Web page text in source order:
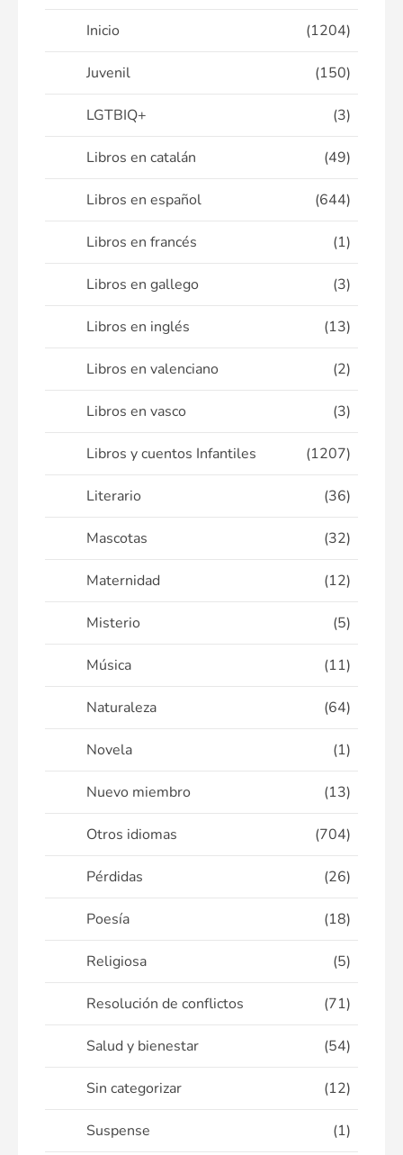
Inicio (1204)
Juvenil (150)
LGTBIQ+ (3)
Libros en catalán (49)
Libros en español (644)
Libros en francés (1)
Libros en gallego (3)
Libros en inglés (13)
Libros en valenciano (2)
Libros en vasco (3)
Libros y cuentos Infantiles (1207)
Literario (36)
Mascotas (32)
Maternidad (12)
Misterio (5)
Música (11)
Naturaleza (64)
Novela (1)
Nuevo miembro (13)
Otros idiomas (704)
Pérdidas (26)
Poesía (18)
Religiosa (5)
Resolución de conflictos (71)
Salud y bienestar (54)
Sin categorizar (12)
Suspense (1)